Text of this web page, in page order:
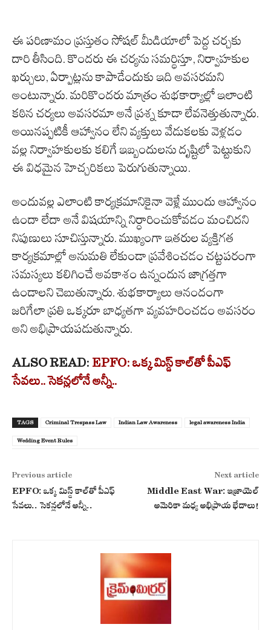
ఈ పరిణామం ప్రస్తుతం సోషల్ మీడియాలో పెద్ద చర్చకు
దారి తీసింది. కొందరు ఈ చర్యను సమర్థిస్తూ, నిర్వాహకుల
ఖర్చులు, ఏర్పాట్లను కాపాడేందుకు ఇది అవసరమని
అంటున్నారు. మరికొందరు మాత్రం శుభకార్యాల్లో ఇలాంటి
కఠిన చర్యలు అవసరమా అనే ప్రశ్న కూడా లేవనెత్తుతున్నారు.
అయినప్పటికీ ఆహ్వానం లేని వ్యక్తులు వేడుకలకు వెళ్లడం
వల్ల నిర్వాహకులకు కలిగే ఇబ్బందులను దృష్టిలో పెట్టుకుని
ఈ విధమైన హెచ్చరికలు పెరుగుతున్నాయి.
అందువల్ల ఎలాంటి కార్యక్రమానికైనా వెళ్లే ముందు ఆహ్వానం
ఉందా లేదా అనే విషయాన్ని నిర్ధారించుకోవడం మంచిదని
నిపుణులు సూచిస్తున్నారు. ముఖ్యంగా ఇతరుల వ్యక్తిగత
కార్యక్రమాల్లో అనుమతి లేకుండా ప్రవేశించడం చట్టపరంగా
సమస్యలు కలిగించే అవకాశం ఉన్నందున జాగ్రత్తగా
ఉండాలని చెబుతున్నారు. శుభకార్యాలు ఆనందంగా
జరిగేలా ప్రతి ఒక్కరూ బాధ్యతగా వ్యవహరించడం అవసరం
అని అభిప్రాయపడుతున్నారు.
ALSO READ: EPFO: ఒక్క మిస్డ్ కాల్‌తో పీఎఫ్
సేవలు.. సెకన్లలోనే అన్నీ..
TAGS Criminal Trespass Law Indian Law Awareness legal awareness India
Wedding Event Rules
Previous article
EPFO: ఒక్క మిస్డ్ కాల్‌తో పీఎఫ్
సేవలు.. సెకన్లలోనే అన్నీ..
Next article
Middle East War: ఇజ్రాయెల్
అమెరికా మధ్య అభిప్రాయ భేదాలు!